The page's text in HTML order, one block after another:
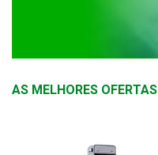
AS MELHORES OFERTAS